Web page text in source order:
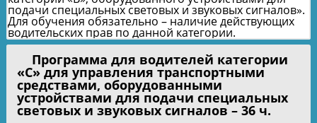
подачи специальных световых и звуковых сигналов».
Для обучения обязательно – наличие действующих
водительских прав по данной категории.
Программа для водителей категории
«С» для управления транспортными
средствами, оборудованными
устройствами для подачи специальных
световых и звуковых сигналов – 36 ч.